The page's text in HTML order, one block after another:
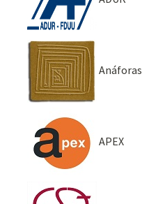
Anáforas
APEX